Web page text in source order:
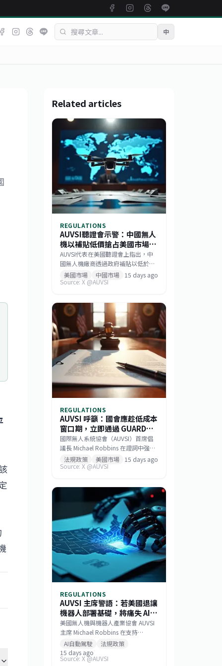
中
Related articles
REGULATIONS
AUVSI聽證會示警：中國無人
機以補貼低價搶占美國市場，
機器人產業恐成下一個目標
AUVSI代表在美國聽證會上指出，中
國無人機廠商透過政府補貼以低於成
本的價格搶占市場，而非依賴產品品
質或技術。此策略已成功主導美國消
式正擴散至機器人領域。此舉促使美
國國會推動《GUARD Act》，並喚起
各界對供應鏈安全的重視。對台灣而
言，這波去中國化的趨勢帶來擴大非
紅供應鏈的機會，但業者仍需強化技
術自主與國際合規能力。
美國市場 中國市場
15 days ago
Source: X @AUVSI
REGULATIONS
AUVSI 呼籲：國會應趁低成本
窗口期，立即通過 GUARD
Act 保障無人機產業
國際無人系統協會（AUVSI）首席倡
議長 Michael Robbins 在證詞中強
調，隨著全球無人機安全威脅加劇，
美國國會的立法成本窗口已開啟。他
止無人機攻擊與保障國土安全法案》
（GUARD Act），以最低的成本結構
來填補安全漏洞，並保護美國本土無
人機產業的技術優勢。
法規政策 美國市場
15 days ago
Source: X @AUVSI
REGULATIONS
AUVSI 主席警語：若美國退讓
機器人部署基礎，將痛失 AI
數據主權
美國無人機與機器人產業協會 AUVSI
主席 Michael Robbins 在支持
《GUARD 法案》的證詞中強調，機
器人是人工智慧的實體化身，若美國
將機器人部署的基礎設施讓給中國，
AI自動駕駛
法規政策
15 days ago
Source: X @AUVSI